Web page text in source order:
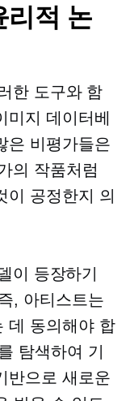
적 논
한 도구와 함
미지 데이터베
은 비평가들은
의 작품처럼
이 공정한지 의
이 등장하기
, 아티스트는
데 동의해야 합
탐색하여 기
반으로 새로운